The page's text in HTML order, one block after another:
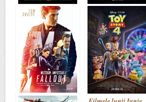
Filmele lunii
Februarie 2018
Filmele lunii Aprilie
2018
Filmele lunii August